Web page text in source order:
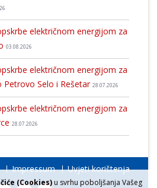
(Cookies)u svrhu poboljšanja Vašeg
električnom energijom za
03.08.2026
električnom energijom za
Petrovo Selo i Rešetar 28.07.2026
električnom energijom za
28.07.2026
Impressum Uvjeti korištenja